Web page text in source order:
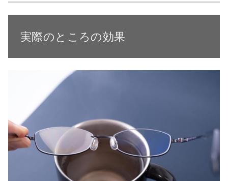
実際のところの効果